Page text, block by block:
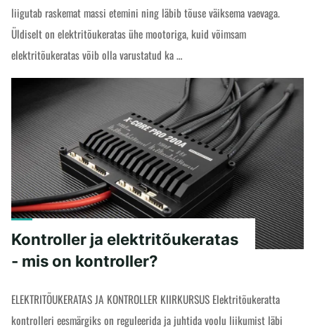
liigutab raskemat massi etemini ning läbib tõuse väiksema vaevaga.
Üldiselt on elektritõukeratas ühe mootoriga, kuid võimsam
elektritõukeratas võib olla varustatud ka …
READ MORE"Elektrimootor
ja
elektritõukeratas
-
jõuallikas"
Kontroller ja elektritõukeratas
- mis on kontroller?
ELEKTRITÕUKERATAS JA KONTROLLER KIIRKURSUS Elektritõukeratta
kontrolleri eesmärgiks on reguleerida ja juhtida voolu liikumist läbi